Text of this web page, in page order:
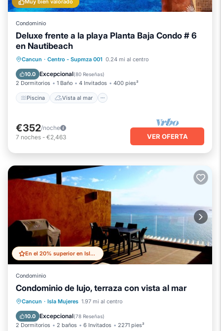
Muy bien valorado
Condominio
Deluxe frente a la playa Planta Baja Condo # 6
en Nautibeach
Cancun · Centro - Supmza 001 0.24 mi al centro
10.0 Excepcional(80 Reseñas)
2 Dormitorios 1 Baño 4 Invitados 400 pies²
Piscina Vista al mar
Piscina
Vista al mar
Balcón/Terraza
€352/noche
7 noches - €2,463 VER OFERTA
En el 20% superior en Isla Mujeres
Condominio
Condominio de lujo, terraza con vista al mar
Cancun · Isla Mujeres 1.97 mi al centro
10.0 Excepcional(78 Reseñas)
2 Dormitorios 2 baños 6 Invitados 2271 pies²
Frente al mar Piscina
Balcón/Terraza